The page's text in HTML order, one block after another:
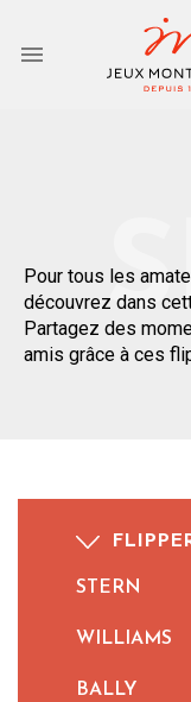

Pour tous les
découvrez dans
Partagez des
amis grâce à ces
STERN
WILLIAMS
BALLY